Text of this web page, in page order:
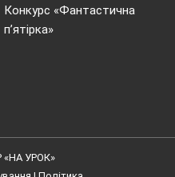
Конкурс «Фантастична
п’ятірка»
«НА УРОК»